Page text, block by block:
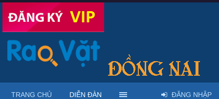
TRANG CHỦ DIỄN ĐÀN ĐĂNG NHẬP